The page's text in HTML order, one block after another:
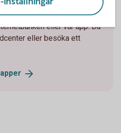
på flera olika sätt. Handla
eller vår app. Du
eller besöka ett